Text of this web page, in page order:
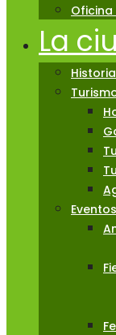
La
Historia
Eventos